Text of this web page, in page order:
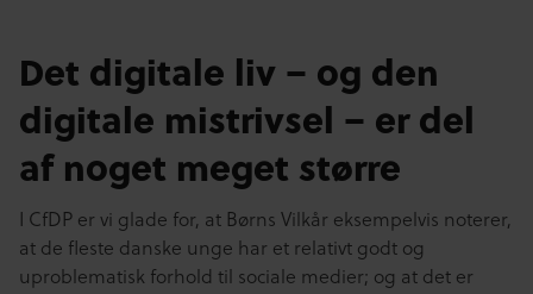
Det digitale liv – og den
digitale mistrivsel – er del
af noget meget større
I CfDP er vi glade for, at Børns Vilkår eksempelvis noterer,
at de fleste danske unge har et relativt godt og
uproblematisk forhold til sociale medier; og at det er